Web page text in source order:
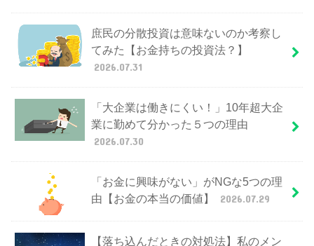
庶民の分散投資は意味ないのか考察し
てみた【お金持ちの投資法？】
2026.07.31
「大企業は働きにくい！」10年超大企
業に勤めて分かった５つの理由
2026.07.30
「お金に興味がない」がNGな5つの理
由【お金の本当の価値】
2026.07.29
【落ち込んだときの対処法】私のメン